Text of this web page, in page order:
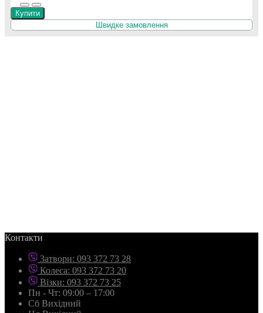
Купити
Швидке замовлення
Контакти
Затвори: 093 372 73 28
Колеса: 093 372 73 20
Візки: 093 372 73 25
Пн - Чт: 09:00 – 17:00
Сб Вихідний